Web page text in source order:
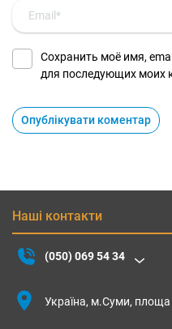
Сохранить моё имя,
для последующих моих
Наші контакти
(050) 069 54 34
Україна, м.Суми, площа